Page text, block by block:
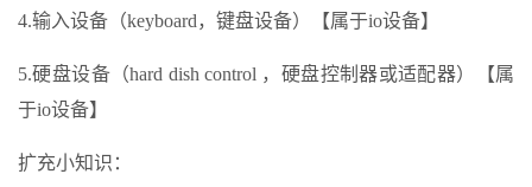
4.输入设备（keyboard，键盘设备）【属于io设备】
5.硬盘设备（hard dish control ，硬盘控制器或适配器）【属
于io设备】
扩充小知识：